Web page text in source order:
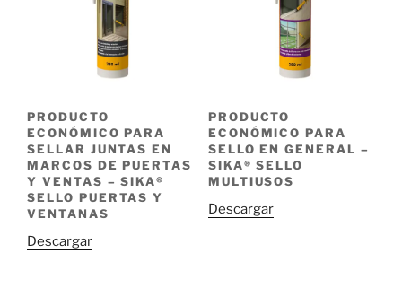
PRODUCTO
ECONÓMICO PARA
SELLAR JUNTAS EN
MARCOS DE PUERTAS
Y VENTAS – SIKA®
SELLO PUERTAS Y
VENTANAS
Descargar
PRODUCTO
ECONÓMICO PARA
SELLO EN GENERAL –
SIKA® SELLO
MULTIUSOS
Descargar